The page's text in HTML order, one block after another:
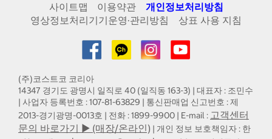
사이트맵 이용약관
개인정보처리방침
영상정보처리기기운영·관리방침
상표 사용 지침
(주)코스트코 코리아
14347 경기도 광명시 일직로 40 (일직동 163-3) | 대표자 : 조민수
| 사업자 등록번호 : 107-81-63829 | 통신판매업 신고번호 : 제
2013-경기광명-0013호 | 전화 : 1899-9900 | E-mail : 고객센터
문의 바로가기 ▶ (매장/온라인) | 개인 정보 보호책임자 : 한